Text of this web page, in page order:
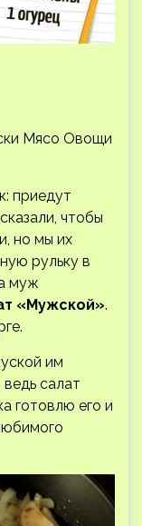
Мясо Овощи
приедут
чтобы
но мы их
рульку в
муж
«Мужской».
им
салат
готовлю его и